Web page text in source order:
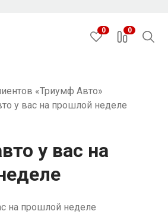
0 0
«Триумф Авто»
у вас на прошлой неделе
у вас на